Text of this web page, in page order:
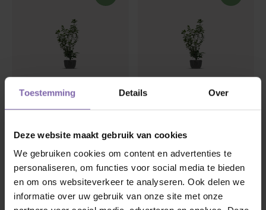
Toestemming Details Over
Deze website maakt gebruik van cookies
We gebruiken cookies om content en advertenties te
personaliseren, om functies voor social media te bieden
en om ons websiteverkeer te analyseren. Ook delen we
informatie over uw gebruik van onze site met onze
Laurierhaag | Prunus
laur. Etna
Laurier voor haag |
Prunus laurocerasus
€10,00